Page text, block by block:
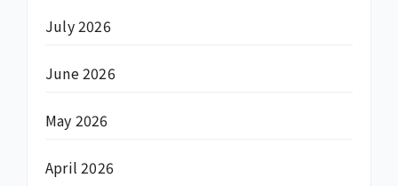
July 2026
June 2026
May 2026
April 2026